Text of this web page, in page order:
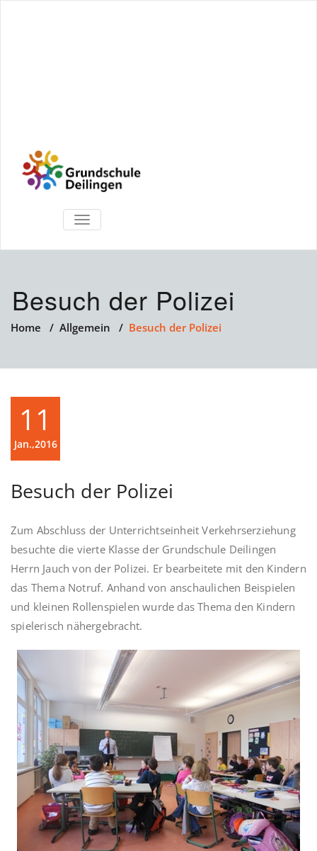
TOGGLE
NAVIGATION
Besuch der Polizei
Home / Allgemein / Besuch der Polizei
11
Jan.,2016
Besuch der Polizei
Zum Abschluss der Unterrichtseinheit Verkehrserziehung
besuchte die vierte Klasse der Grundschule Deilingen
Herrn Jauch von der Polizei. Er bearbeitete mit den Kindern
das Thema Notruf. Anhand von anschaulichen Beispielen
und kleinen Rollenspielen wurde das Thema den Kindern
spielerisch nähergebracht.